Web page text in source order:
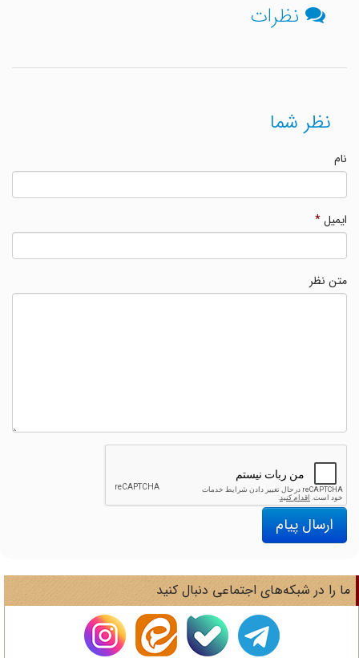
نظرات
نظر شما
ایمیل*
متن نظر
ارسال پیام
را در شبکه‌های اجتماعی دنبال کنید